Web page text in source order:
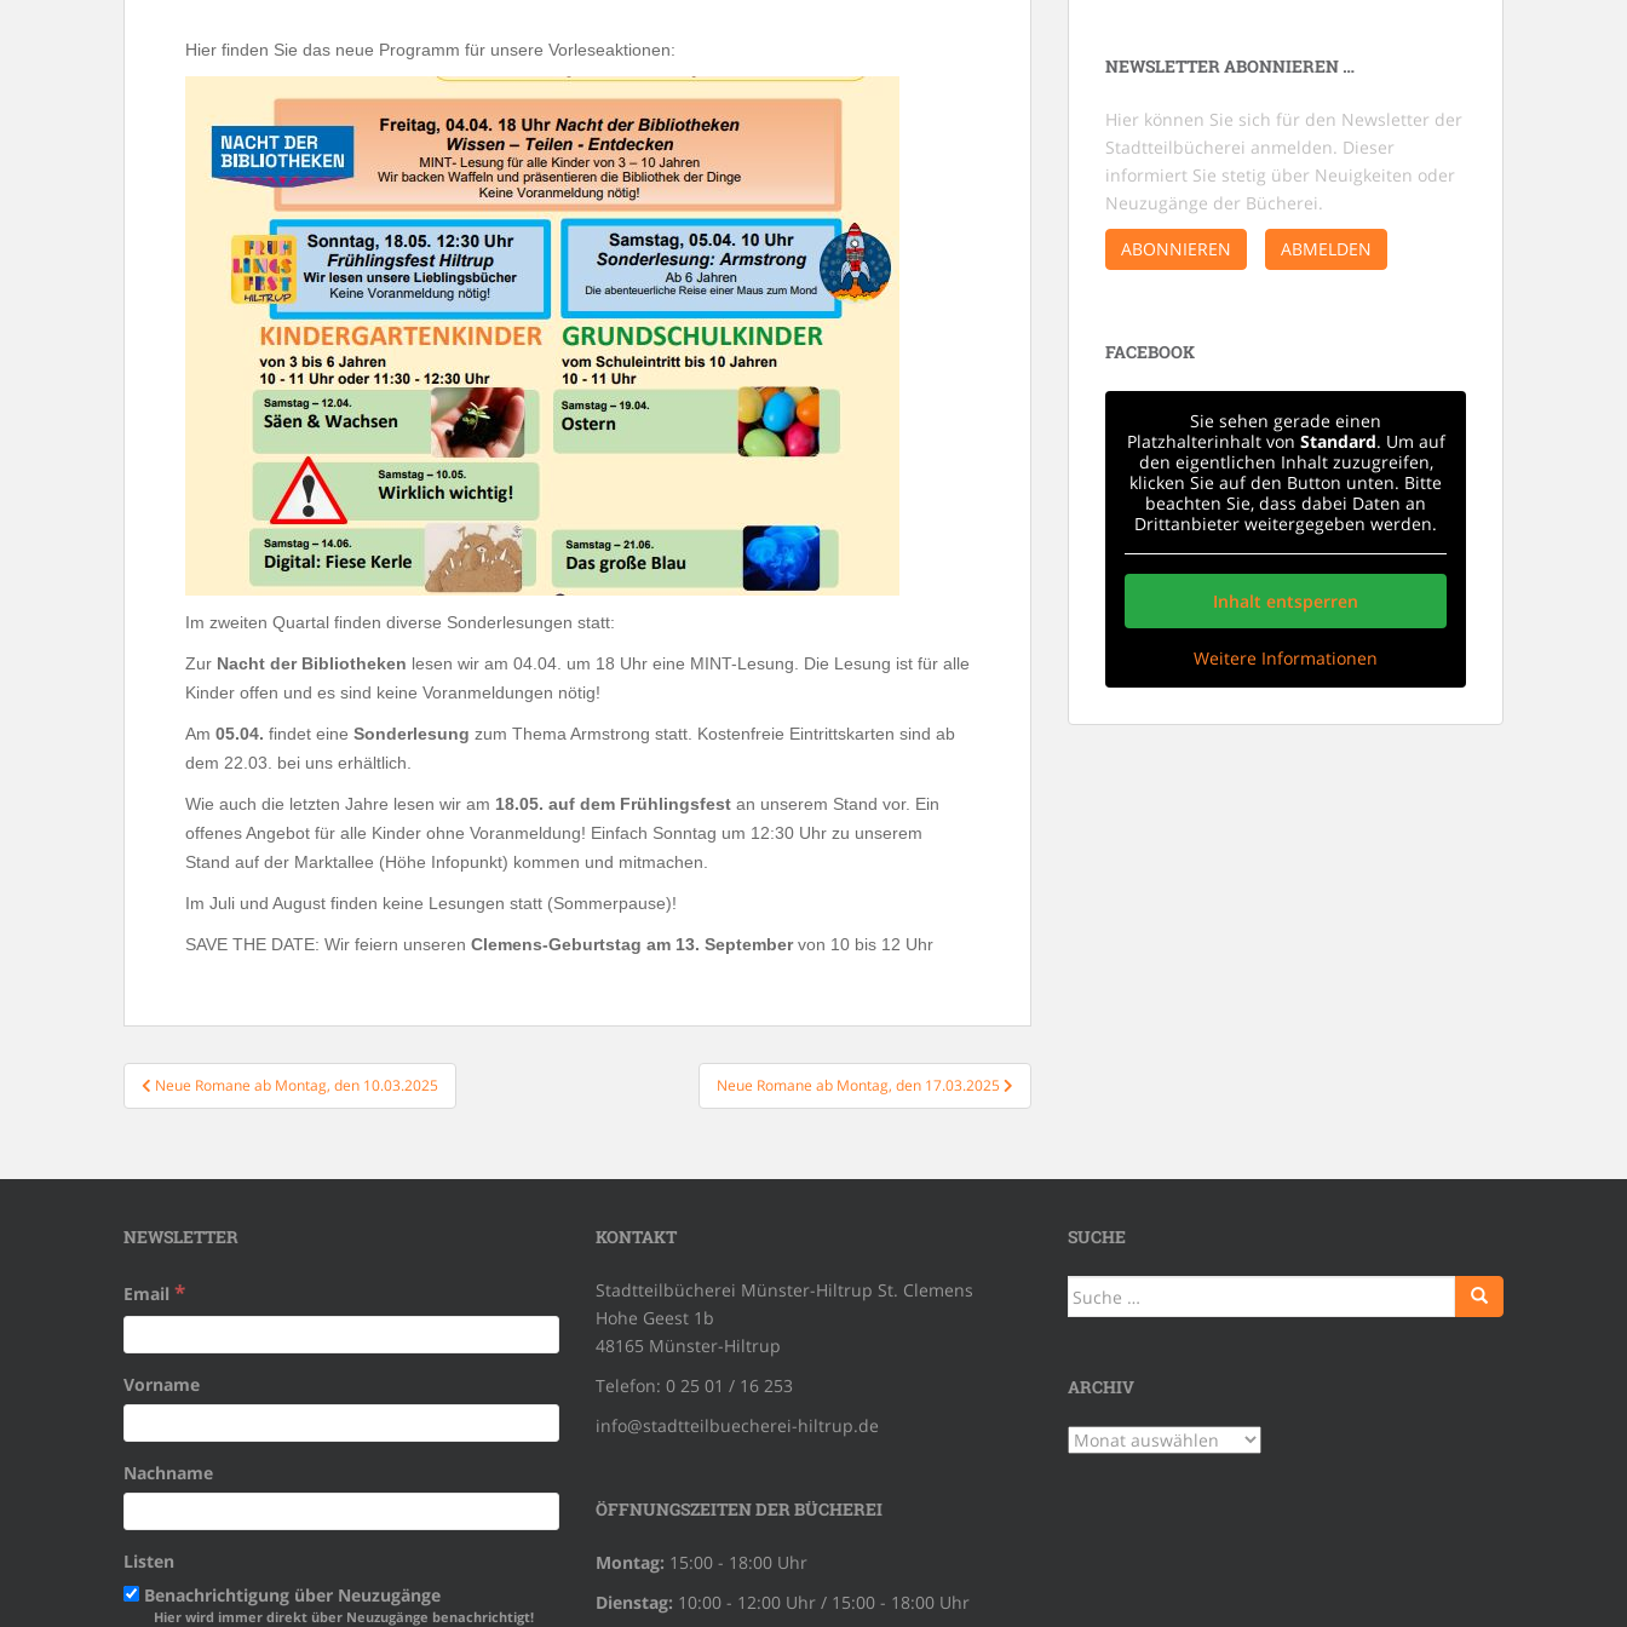
Hier finden Sie das neue Programm für unsere Vorleseaktionen:
Im zweiten Quartal finden diverse Sonderlesungen statt:
Zur Nacht der Bibliotheken lesen wir am 04.04. um 18 Uhr eine MINT-Lesung. Die Lesung ist für alle
Kinder offen und es sind keine Voranmeldungen nötig!
Am 05.04. findet eine Sonderlesung zum Thema Armstrong statt. Kostenfreie Eintrittskarten sind ab
dem 22.03. bei uns erhältlich.
Wie auch die letzten Jahre lesen wir am 18.05. auf dem Frühlingsfest an unserem Stand vor. Ein
offenes Angebot für alle Kinder ohne Voranmeldung! Einfach Sonntag um 12:30 Uhr zu unserem
Stand auf der Marktallee (Höhe Infopunkt) kommen und mitmachen.
Im Juli und August finden keine Lesungen statt (Sommerpause)!
SAVE THE DATE: Wir feiern unseren Clemens-Geburtstag am 13. Septembervon 10 bis 12 Uhr
Beitragsnavigation
Neue Romane ab Montag, den 10.03.2025 Neue Romane ab Montag, den 17.03.2025
NEWSLETTER ABONNIEREN …
Hier können Sie sich für den Newsletter der
Stadtteilbücherei anmelden. Dieser
informiert Sie stetig über Neuigkeiten oder
Neuzugänge der Bücherei.
ABONNIEREN
ABMELDEN
FACEBOOK
Sie sehen gerade einen
Platzhalterinhalt von Standard. Um auf
den eigentlichen Inhalt zuzugreifen,
klicken Sie auf den Button unten. Bitte
beachten Sie, dass dabei Daten an
Drittanbieter weitergegeben werden.
Inhalt entsperren
Weitere Informationen
NEWSLETTER
Email *
Vorname
Nachname
Listen
Benachrichtigung über Neuzugänge
Hier wird immer direkt über Neuzugänge benachrichtigt!
KONTAKT
Stadtteilbücherei Münster-Hiltrup St. Clemens
Hohe Geest 1b
48165 Münster-Hiltrup
Telefon: 0 25 01 / 16 253
info@stadtteilbuecherei-hiltrup.de
ÖFFNUNGSZEITEN DER BÜCHEREI
Montag: 15:00 - 18:00 Uhr
Dienstag: 10:00 - 12:00 Uhr / 15:00 - 18:00 Uhr
SUCHE
Suche
nach:
ARCHIV
Archiv